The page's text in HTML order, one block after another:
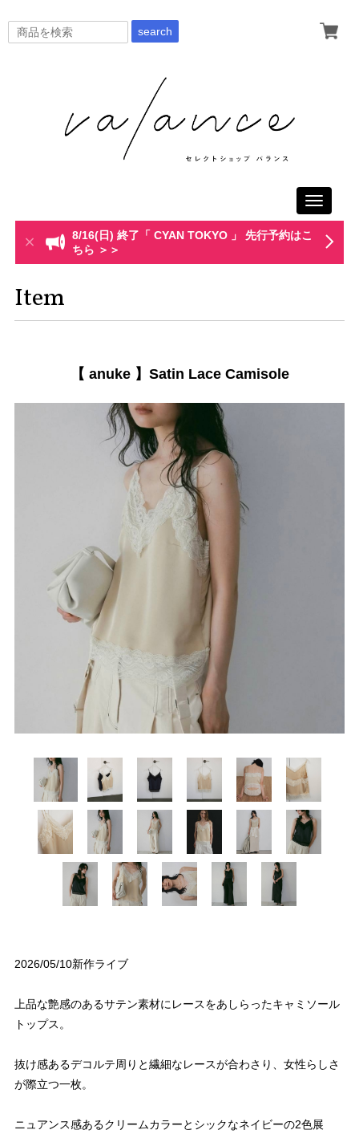
search
Toggle
8/16(日) 終了「 CYAN TOKYO 」 先行予約はこ
ちら ＞＞
Item
【 anuke 】Satin Lace Camisole
2026/05/10新作ライブ
上品な艶感のあるサテン素材にレースをあしらったキャミソール
トップス。
抜け感あるデコルテ周りと繊細なレースが合わさり、女性らしさ
が際立つ一枚。
ニュアンス感あるクリームカラーとシックなネイビーの2色展